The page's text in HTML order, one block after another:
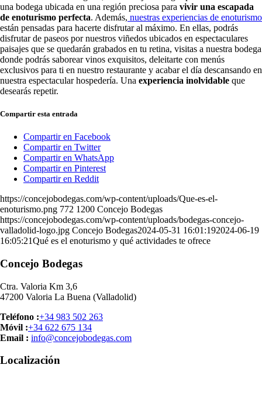
una bodega ubicada en una región preciosa para vivir una escapada
de enoturismo perfecta. Además, nuestras experiencias de enoturismo
están pensadas para hacerte disfrutar al máximo. En ellas, podrás
disfrutar de paseos por nuestros viñedos ubicados en espectaculares
paisajes que se quedarán grabados en tu retina, visitas a nuestra bodega
donde podrás saborear vinos exquisitos, deleitarte con menús
exclusivos para ti en nuestro restaurante y acabar el día descansando en
nuestra espectacular hospedería. Una experiencia inolvidable que
desearás repetir.
Compartir esta entrada
Compartir en Facebook
Compartir en Twitter
Compartir en WhatsApp
Compartir en Pinterest
Compartir en Reddit
https://concejobodegas.com/wp-content/uploads/Que-es-el-
enoturismo.png 772 1200 Concejo Bodegas
https://concejobodegas.com/wp-content/uploads/bodegas-concejo-
valladolid-logo.jpg Concejo Bodegas2024-05-31 16:01:192024-06-19
16:05:21Qué es el enoturismo y qué actividades te ofrece
Concejo Bodegas
Ctra. Valoria Km 3,6
47200 Valoria La Buena (Valladolid)
Teléfono :+34 983 502 263
Móvil :+34 622 675 134
Email : info@concejobodegas.com
Localización